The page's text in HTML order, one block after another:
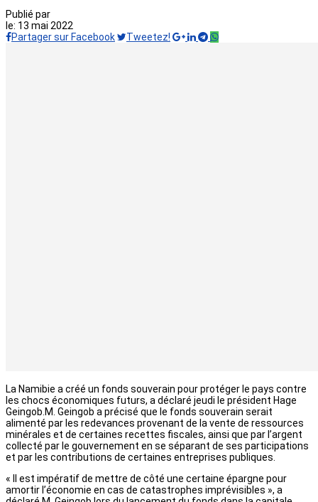
Publié par
le: 13 mai 2022
Partager sur Facebook
Tweetez!
La Namibie a créé un fonds souverain pour protéger le pays contre
les chocs économiques futurs, a déclaré jeudi le président Hage
Geingob.M. Geingob a précisé que le fonds souverain serait
alimenté par les redevances provenant de la vente de ressources
minérales et de certaines recettes fiscales, ainsi que par l’argent
collecté par le gouvernement en se séparant de ses participations
et par les contributions de certaines entreprises publiques.
« Il est impératif de mettre de côté une certaine épargne pour
amortir l’économie en cas de catastrophes imprévisibles », a